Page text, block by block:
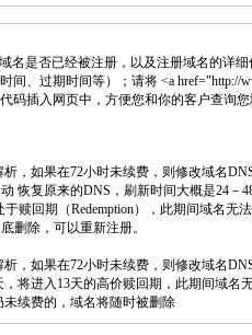
名是否已经被注册，以及注册域名的详
间、过期时间等）；请将 <a href="http://
码插入网页中，方便您和你的客户查询
，如果在72小时未续费，则修改域名
恢复原来的DNS，刷新时间大概是24－
于赎回期（Redemption），此期间域名无
删除，可以重新注册。
，如果在72小时未续费，则修改域名
，将进入13天的高价赎回期，此期间域名
未续费的，域名将随时被删除